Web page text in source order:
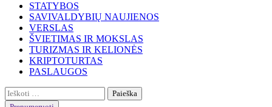
STATYBOS
SAVIVALDYBIŲ NAUJIENOS
VERSLAS
ŠVIETIMAS IR MOKSLAS
TURIZMAS IR KELIONĖS
KRIPTOTURTAS
PASLAUGOS
Ieškoti: